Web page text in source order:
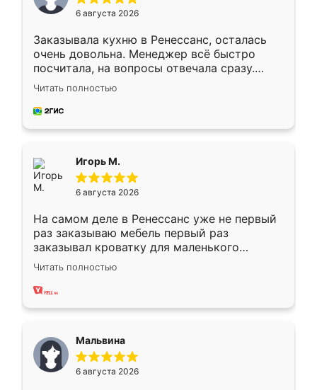
6 августа 2026
Заказывала кухню в Ренессанс, осталась
очень довольна. Менеджер всё быстро
посчитала, на вопросы отвечала сразу.
Замерщик приехал в субботу, подошёл к
делу со всей ответственностью. Собрали
за день, ребята работали аккуратно, даже
Читать полностью
Игорь М.
6 августа 2026
На самом деле в Ренессанс уже не первый
раз заказываю мебель первый раз
заказывал кроватку для маленького
ребёнка при его рождении ,во второй раз
заказал шкаф-купе. По качеству очень
хорошее сборка достаточно быстрая,
меньше, здесь же он более разнообразный.
Мне нравится ,если что-то потребуется из
мебели буду заказывать только здесь.
Читать полностью
Мальвина
6 августа 2026